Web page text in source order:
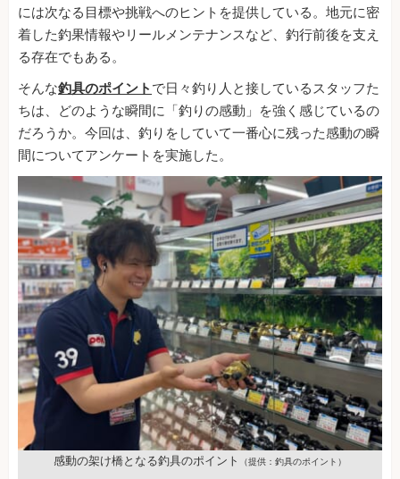
には次なる目標や挑戦へのヒントを提供している。地元に密
着した釣果情報やリールメンテナンスなど、釣行前後を支え
る存在でもある。
そんな釣具のポイント で日々釣り人と接しているスタッフた
ちは、どのような瞬間に「釣りの感動」を強く感じているの
だろうか。今回は、釣りをしていて一番心に残った感動の瞬
間についてアンケートを実施した。
感動の架け橋となる釣具のポイント （提供：釣具のポイント）